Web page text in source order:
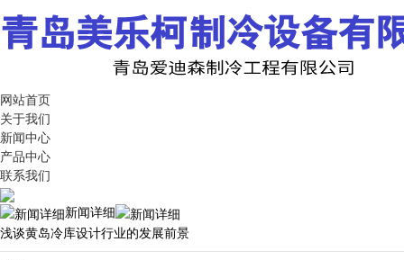
网站首页
关于我们
新闻中心
产品中心
联系我们
新闻详细
浅谈黄岛冷库设计行业的发展前景